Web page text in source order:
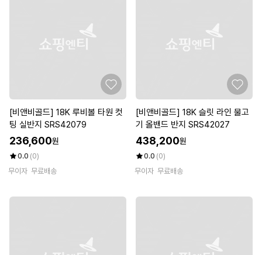
[비앤비골드] 18K 루비볼 타원 컷
팅 실반지 SRS42079
236,600원
0.0 (0)
무이자 무료배송
[비앤비골드] 18K 슬릿 라인 물고
기 올밴드 반지 SRS42027
438,200원
0.0 (0)
무이자 무료배송